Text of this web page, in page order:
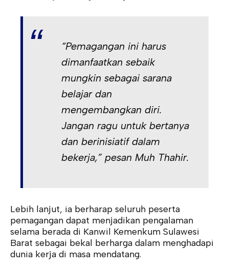
“Pemagangan ini harus
dimanfaatkan sebaik
mungkin sebagai sarana
belajar dan
mengembangkan diri.
Jangan ragu untuk bertanya
dan berinisiatif dalam
bekerja,” pesan Muh Thahir.
Lebih lanjut, ia berharap seluruh peserta
pemagangan dapat menjadikan pengalaman
selama berada di Kanwil Kemenkum Sulawesi
Barat sebagai bekal berharga dalam menghadapi
dunia kerja di masa mendatang.